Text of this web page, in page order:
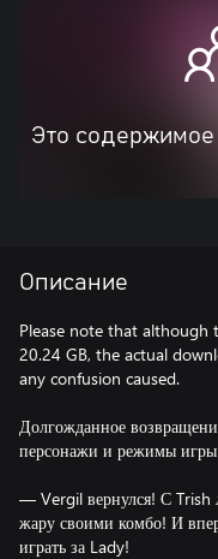
Это
Описание
Please note that although
20.24 GB, the actual
any confusion caused.
Долгожданное
персонажи и режимы
— Vergil вернулся! С Trish
жару своими комбо! И
играть за Lady!